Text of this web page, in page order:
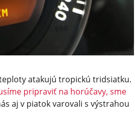
atakujú tropickú tridsiatku.
pripraviť na horúčavy, sme
aj v piatok varovali s výstrahou